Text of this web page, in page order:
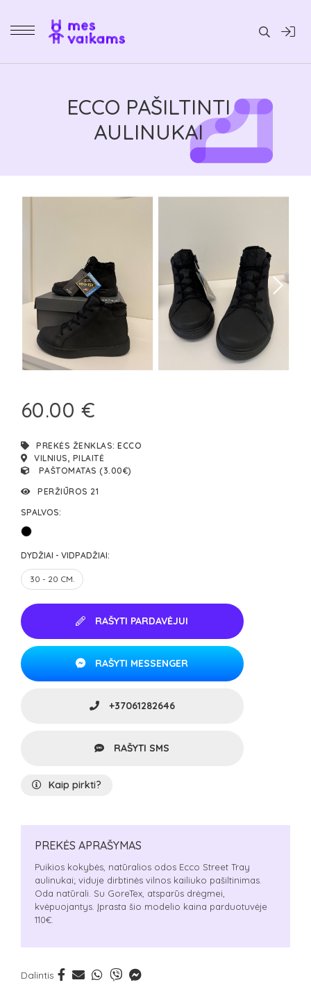
Daiktai
ECCO PAŠILTINTI
AULINUKAI
60.00 €
PREKĖS ŽENKLAS:ECCO
VILNIUS, PILAITĖ
PAŠTOMATAS (3.00€)
PERŽIŪROS 21
SPALVOS:
DYDŽIAI - VIDPADŽIAI:
30 - 20 CM.
RAŠYTI PARDAVĖJUI
RAŠYTI MESSENGER
+37061282646
RAŠYTI SMS
Kaip pirkti?
PREKĖS APRAŠYMAS
Puikios kokybės, natūralios odos Ecco Street Tray
aulinukai; viduje dirbtinės vilnos kailiuko pašiltinimas.
Oda natūrali. Su GoreTex, atsparūs drėgmei,
kvėpuojantys. Įprasta šio modelio kaina parduotuvėje
110€.
Dalintis